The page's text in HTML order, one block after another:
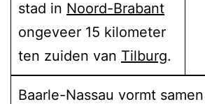
stad in Noord-Brabant
ongeveer 15 kilometer
ten zuiden van Tilburg.
Baarle-Nassau vormt